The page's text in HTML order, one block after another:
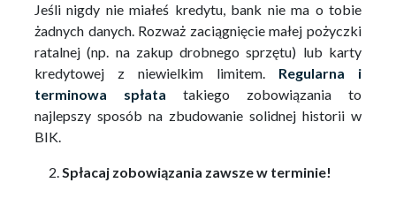
Jeśli nigdy nie miałeś kredytu, bank nie ma o tobie
żadnych danych. Rozważ zaciągnięcie małej pożyczki
ratalnej (np. na zakup drobnego sprzętu) lub karty
kredytowej z niewielkim limitem. Regularna i
terminowa spłata takiego zobowiązania to
najlepszy sposób na zbudowanie solidnej historii w
BIK.
Spłacaj zobowiązania zawsze w terminie!